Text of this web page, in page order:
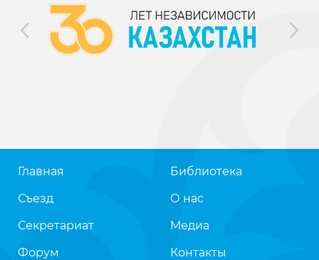
Главная
Съезд
Секретариат
Форум
Библиотека
О нас
Медиа
Контакты